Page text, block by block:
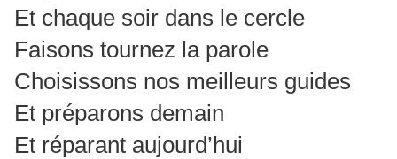
Et chaque soir dans le cercle
Faisons tournez la parole
Choisissons nos meilleurs guides
Et préparons demain
Et réparant aujourd’hui